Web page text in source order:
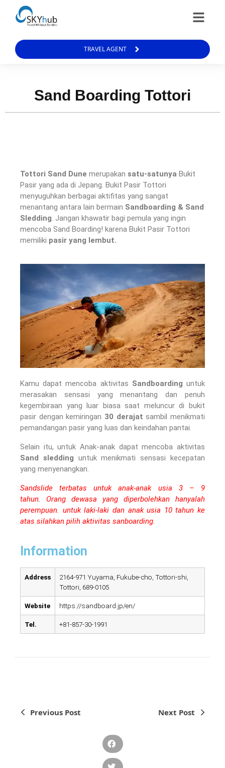
TRAVEL AGENT
Sand Boarding Tottori
Tottori Sand Dune merupakan satu-satunya Bukit
Pasir yang ada di Jepang. Bukit Pasir Tottori
menyuguhkan berbagai aktifitas yang sangat
menantang antara lain bermain Sandboarding & Sand
Sledding. Jangan khawatir bagi pemula yang ingin
mencoba Sand Boarding! karena Bukit Pasir Tottori
memiliki pasir yang lembut.
Kamu dapat mencoba aktivitas Sandboarding untuk
merasakan sensasi yang menantang dan penuh
kegembiraan yang luar biasa saat meluncur di bukit
pasir dengan kemiringan 30 derajat sambil menikmati
pemandangan pasir yang luas dan keindahan pantai.
Selain itu, untuk Anak-anak dapat mencoba aktivitas
Sand sledding untuk menikmati sensasi kecepatan
yang menyenangkan.
Sandslide terbatas untuk anak-anak usia 3 – 9
tahun. Orang dewasa yang diperbolehkan hanyalah
perempuan. untuk laki-laki dan anak usia 10 tahun ke
atas silahkan pilih aktivitas sanboarding.
Information
Address
2164-971 Yuyama, Fukube-cho, Tottori-shi,
Tottori, 689-0105
Website https://sandboard.jp/en/
Tel. +81-857-30-1991
Previous Post Next Post